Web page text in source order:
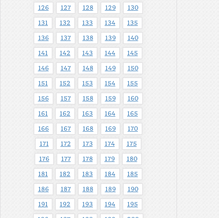
126 127 128 129 130
131 132 133 134 135
136 137 138 139 140
141 142 143 144 145
146 147 148 149 150
151 152 153 154 155
156 157 158 159 160
161 162 163 164 165
166 167 168 169 170
171 172 173 174 175
176 177 178 179 180
181 182 183 184 185
186 187 188 189 190
191 192 193 194 195